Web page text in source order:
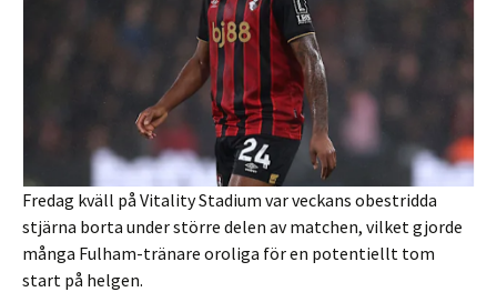
Fredag ​​kväll på Vitality Stadium var veckans obestridda
stjärna borta under större delen av matchen, vilket gjorde
många Fulham-tränare oroliga för en potentiellt tom
start på helgen.